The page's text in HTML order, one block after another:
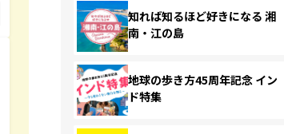
知れば知るほど好きになる 湘
南・江の島
地球の歩き方45周年記念 イン
ド特集